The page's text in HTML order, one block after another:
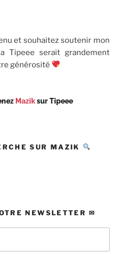
et souhaitez soutenir mon
Tipeee serait grandement
générosité
Maziksur Tipeee
SUR MAZIK
NEWSLETTER ✉